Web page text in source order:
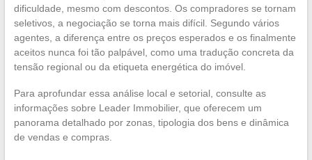
dificuldade, mesmo com descontos. Os compradores se tornam
seletivos, a negociação se torna mais difícil. Segundo vários
agentes, a diferença entre os preços esperados e os finalmente
aceitos nunca foi tão palpável, como uma tradução concreta da
tensão regional ou da etiqueta energética do imóvel.
Para aprofundar essa análise local e setorial, consulte as
informações sobre Leader Immobilier, que oferecem um
panorama detalhado por zonas, tipologia dos bens e dinâmica
de vendas e compras.